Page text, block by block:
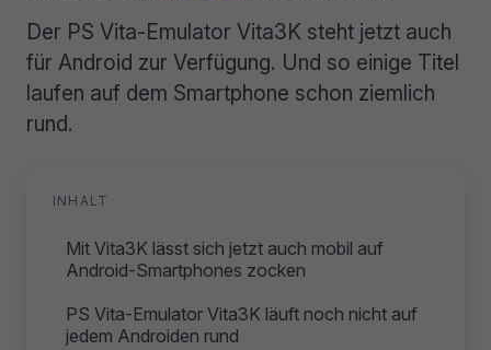
Der PS Vita-Emulator Vita3K steht jetzt auch
für Android zur Verfügung. Und so einige Titel
laufen auf dem Smartphone schon ziemlich
rund.
INHALT
Mit Vita3K lässt sich jetzt auch mobil auf
Android-Smartphones zocken
PS Vita-Emulator Vita3K läuft noch nicht auf
jedem Androiden rund